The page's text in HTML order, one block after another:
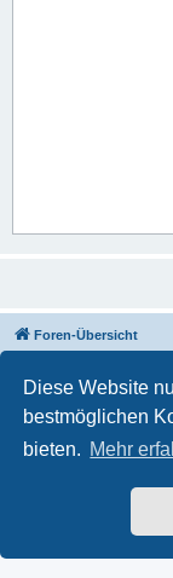
Diese Website
bestmöglichen
bieten. Mehr
Foren-Übersicht
Powered